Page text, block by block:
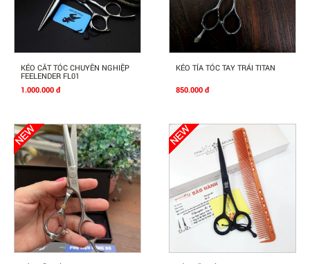
Mua Ngay
KÉO CẮT TÓC CHUYÊN NGHIỆP
FEELENDER FL01
1.000.000 đ
Mua Ngay
KÉO TỈA TÓC TAY TRÁI TITAN
850.000 đ